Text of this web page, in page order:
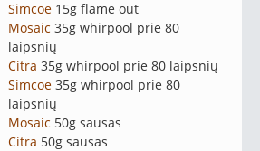
Simcoe15g flame out
Mosaic 35g whirpool prie 80
laipsnių
Citra 35g whirpool prie 80 laipsnių
Simcoe35g whirpool prie 80
laipsnių
Mosaic 50g sausas
Citra 50g sausas